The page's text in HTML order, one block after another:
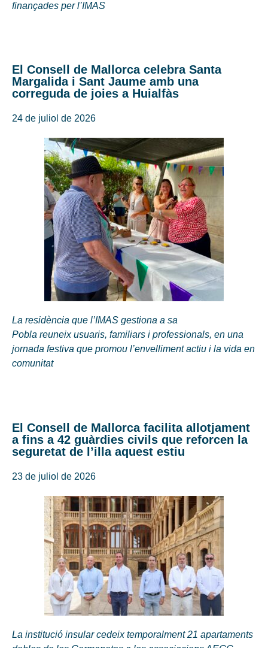
finançades per l’IMAS
El Consell de Mallorca celebra Santa
Margalida i Sant Jaume amb una
correguda de joies a Huialfàs
24 de juliol de 2026
La residència que l’IMAS gestiona a sa
Pobla reuneix usuaris, familiars i professionals, en una
jornada festiva que promou l’envelliment actiu i la vida en
comunitat
El Consell de Mallorca facilita allotjament
a fins a 42 guàrdies civils que reforcen la
seguretat de l’illa aquest estiu
23 de juliol de 2026
La institució insular cedeix temporalment 21 apartaments